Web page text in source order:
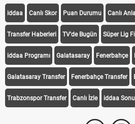
iddaa Canlı Skor Puan Durumu Canlı
Transfer Haberleri TV'de Bugün Süper Lig
iddaa Programı Galatasaray Fenerbahçe
Galatasaray Transfer Fenerbahçe Transfer
Trabzonspor Transfer Canlı İzle iddaa